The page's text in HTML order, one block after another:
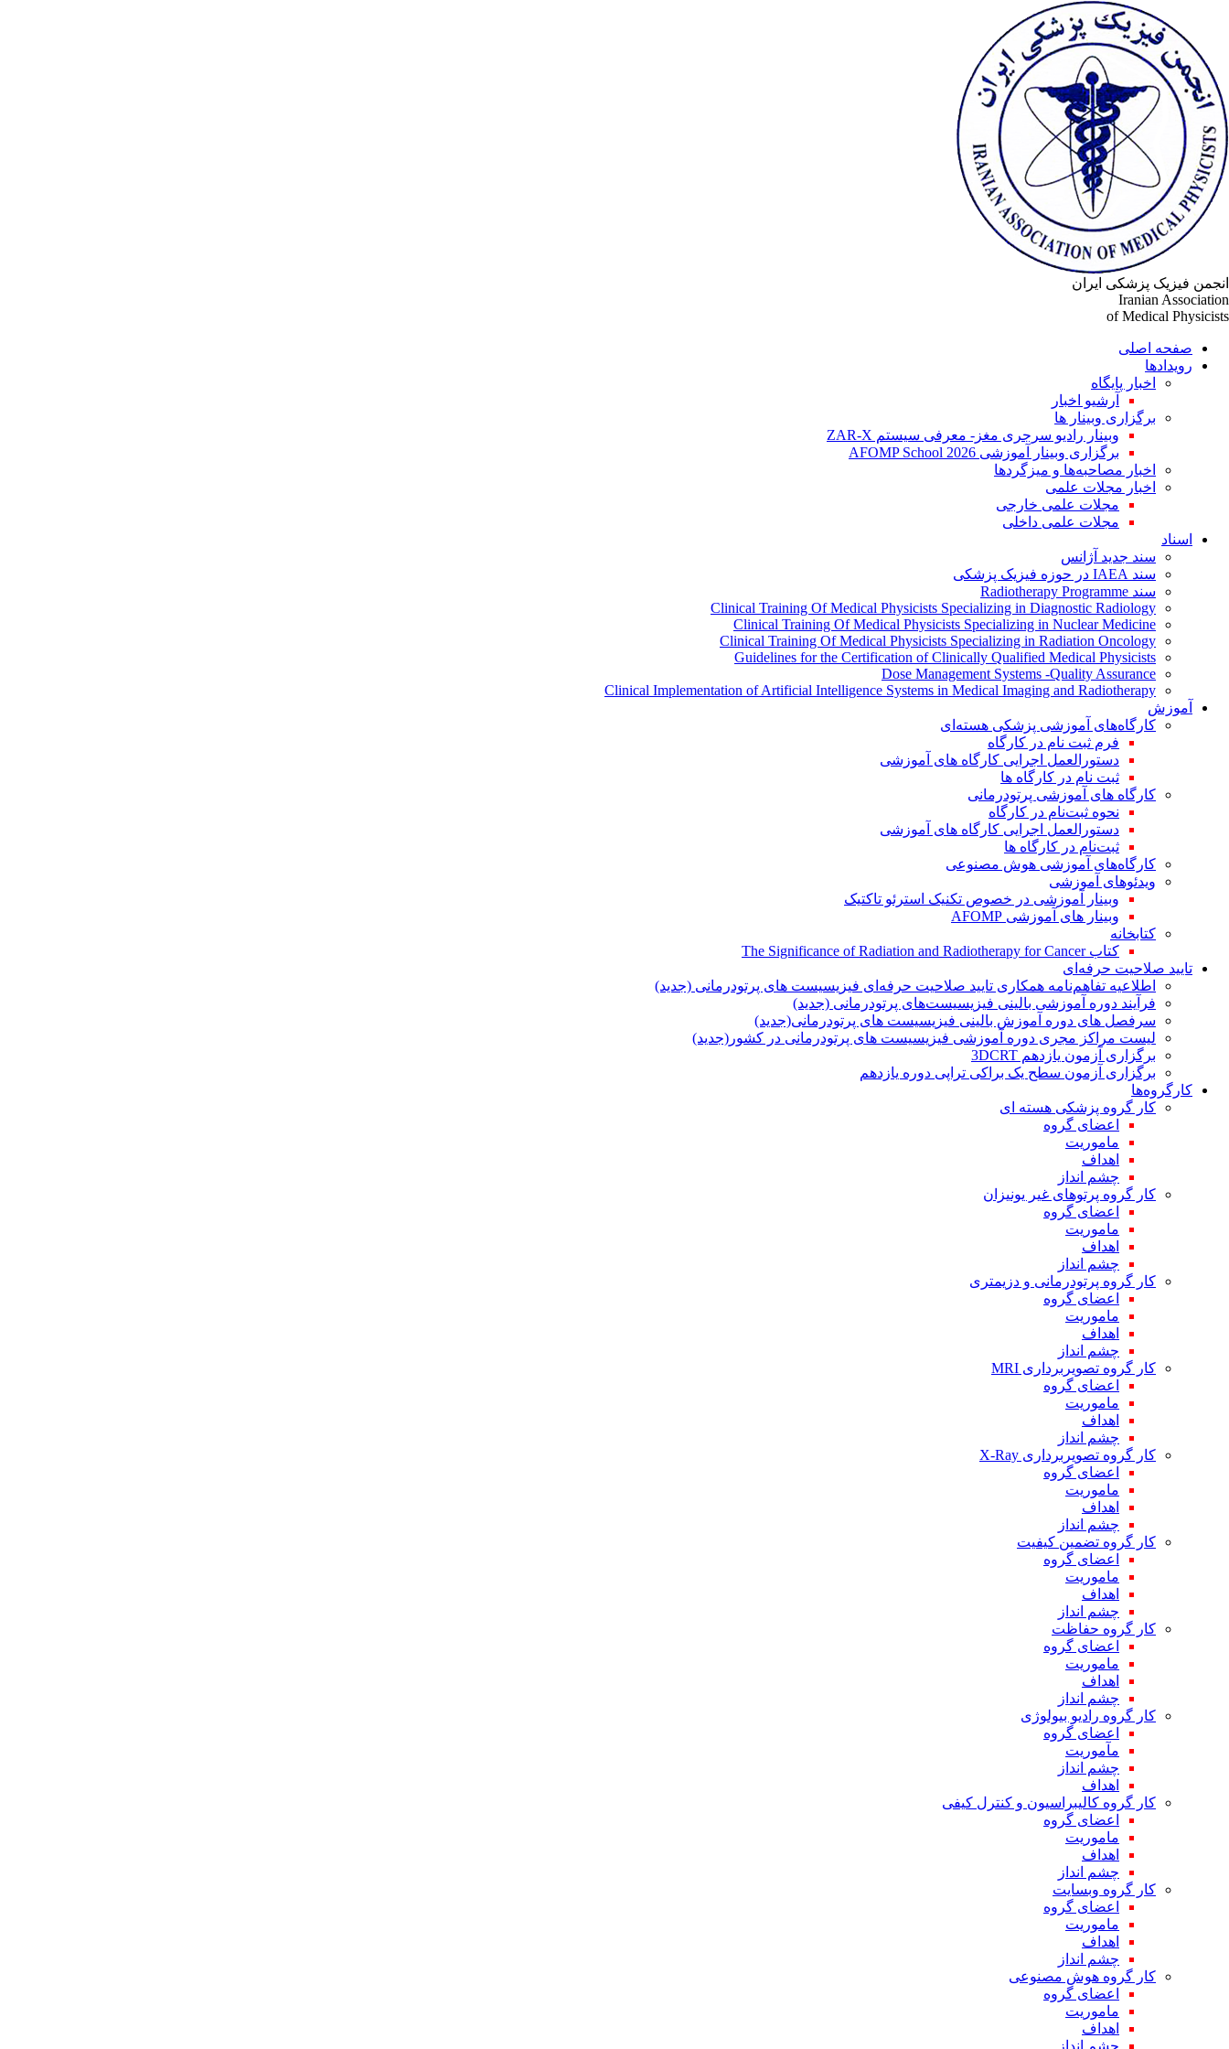
انجمن فیزیک پزشکی ایران
Iranian Association
of Medical Physicists
صفحه اصلی
رویدادها
اخبار پایگاه
آرشیو اخبار
برگزاری وبینار ها
وبینار رادیو سرجری مغز- معرفی سیستم ZAR-X
برگزاری وبینار آموزشی AFOMP School 2026
اخبار مصاحبه‌ها و میزگردها
اخبار مجلات علمی
مجلات علمی خارجی
مجلات علمی داخلی
اسناد
سند جدید آژانس
سند IAEA در حوزه فیزیک پزشکی
سند Radiotherapy Programme
Clinical Training Of Medical Physicists Specializing in Diagnostic Radiology
Clinical Training Of Medical Physicists Specializing in Nuclear Medicine
Clinical Training Of Medical Physicists Specializing in Radiation Oncology
Guidelines for the Certification of Clinically Qualified Medical Physicists
Dose Management Systems -Quality Assurance
Clinical Implementation of Artificial Intelligence Systems in Medical Imaging and Radiotherapy
آموزش
کارگاه‌های آموزشی پزشکی هسته‌ای
فرم ثبت نام در کارگاه
دستورالعمل اجرایی کارگاه های آموزشی
ثبت نام در کارگاه ها
کارگاه های آموزشی پرتودرمانی
نحوه ثبت‌نام در کارگاه
دستورالعمل اجرایی کارگاه های آموزشی
ثبت‌نام در کارگاه ها
کارگاه‌های آموزشی هوش مصنوعی
ویدئوهای آموزشی
وبینار آموزشی در خصوص تکنیک استرئو تاکتیک
وبینار های آموزشی AFOMP
کتابخانه
کتاب The Significance of Radiation and Radiotherapy for Cancer
تایید صلاحیت حرفه‌ای
اطلاعیه تفاهم‌نامه همکاری تایید صلاحیت حرفه‌ای فیزیسیست های پرتودرمانی (جدید)
فرآیند دوره آموزشی بالینی فیزیسیست‌های پرتودرمانی (جدید)
سرفصل های دوره آموزش بالینی فیزیسیست های پرتودرمانی(جدید)
لیست مراکز مجری دوره آموزشی فیزیسیست های پرتودرمانی در کشور(جدید)
برگزاری آزمون یازدهم 3DCRT
برگزاری آزمون سطح یک براکی تراپی دوره یازدهم
کارگروه‌ها
کار گروه پزشکی هسته ای
اعضای گروه
ماموریت
اهداف
چشم انداز
کار گروه پرتوهای غیر یونیزان
اعضای گروه
ماموریت
اهداف
چشم انداز
کار گروه پرتودرمانی و دزیمتری
اعضای گروه
ماموریت
اهداف
چشم انداز
کار گروه تصویربرداری MRI
اعضای گروه
ماموریت
اهداف
چشم انداز
کار گروه تصویربرداری X-Ray
اعضای گروه
ماموریت
اهداف
چشم انداز
کار گروه تضمین کیفیت
اعضای گروه
ماموریت
اهداف
چشم انداز
کار گروه حفاظت
اعضای گروه
ماموریت
اهداف
چشم انداز
کار گروه رادیو بیولوژی
اعضای گروه
مآموریت
چشم انداز
اهداف
کار گروه کالیبراسیون و کنترل کیفی
اعضای گروه
ماموریت
اهداف
چشم انداز
کار گروه وبسایت
اعضای گروه
ماموریت
اهداف
چشم انداز
کار گروه هوش مصنوعی
اعضای گروه
ماموریت
اهداف
چشم انداز